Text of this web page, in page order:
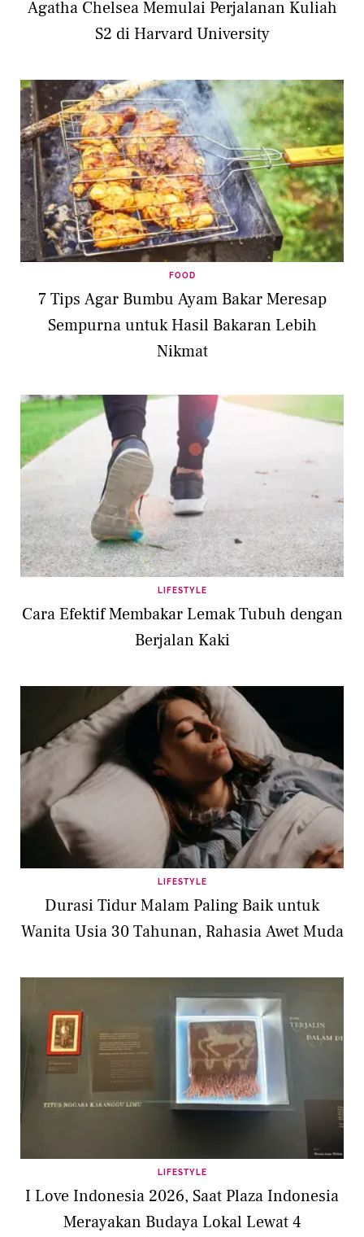
Agatha Chelsea Memulai Perjalanan Kuliah
S2 di Harvard University
FOOD
7 Tips Agar Bumbu Ayam Bakar Meresap
Sempurna untuk Hasil Bakaran Lebih
Nikmat
LIFESTYLE
Cara Efektif Membakar Lemak Tubuh dengan
Berjalan Kaki
LIFESTYLE
Durasi Tidur Malam Paling Baik untuk
Wanita Usia 30 Tahunan, Rahasia Awet Muda
LIFESTYLE
I Love Indonesia 2026, Saat Plaza Indonesia
Merayakan Budaya Lokal Lewat 4